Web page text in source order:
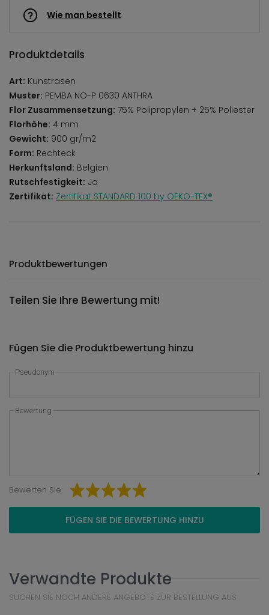
Wie man bestellt
Produktdetails
Art: Kunstrasen
Muster: PEMBA NO-P 0630 ANTHRA
Flor Zusammensetzung: 75% Polipropylen + 25% Poliester
Florhöhe: 4 mm
Gewicht: 900 gr/m2
Form: Rechteck
Herkunftsland: Belgien
Rutschfestigkeit: Ja
Zertifikat: Zertifikat STANDARD 100 by OEKO-TEX®
Produktbewertungen
Teilen Sie Ihre Bewertung mit!
Fügen Sie die Produktbewertung hinzu
Pseudonym
Bewertung
Bewerten Sie:
FÜGEN SIE DIE BEWERTUNG HINZU
Verwandte Produkte
SUCHEN SIE NOCH ANDERE ANGEBOTE ZUR BESTELLUNG AUS